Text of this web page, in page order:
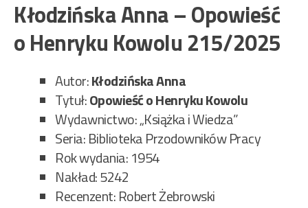
Kłodzińska Anna – Opowieść
o Henryku Kowolu 215/2025
Autor:Kłodzińska Anna
Tytuł:Opowieść o Henryku Kowolu
Wydawnictwo: „Książka i Wiedza”
Seria: Biblioteka Przodowników Pracy
Rok wydania: 1954
Nakład: 5242
Recenzent: Robert Żebrowski